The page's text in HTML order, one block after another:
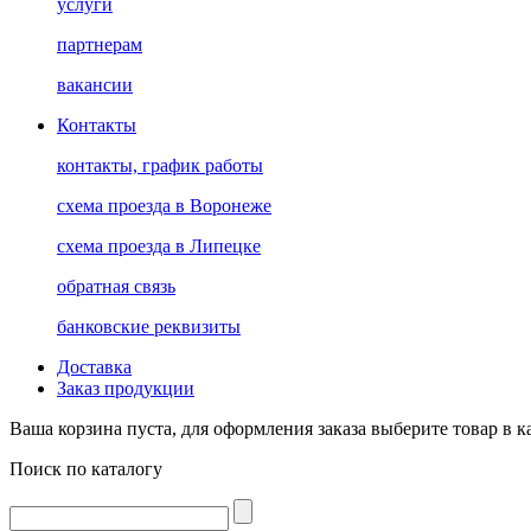
услуги
партнерам
вакансии
Контакты
контакты, график работы
схема проезда в Воронеже
схема проезда в Липецке
обратная связь
банковские реквизиты
Доставка
Заказ продукции
Ваша корзина пуста, для оформления заказа выберите товар в
Поиск по каталогу